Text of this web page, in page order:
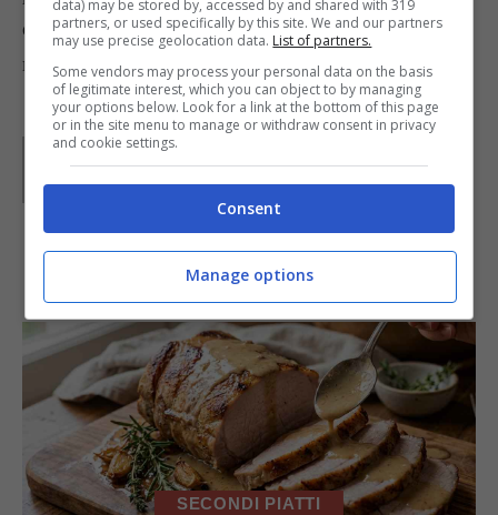
disegnata, oppure di carta argentata o dorata,
molto carini.
Parole diGIeGI
GIeGI è stata collaboratrice di Buttalapasta dal 2008 al
2013, spaziando tra tutte le tipologie di ricette, con un
occhio di riguardo a quelle della tradizione regionale.
IN PRIMO PIANO
SECONDI PIATTI
data) may be stored by, accessed by and shared with 319
partners, or used specifically by this site. We and our partners
may use precise geolocation data. List of partners.
Some vendors may process your personal data on the basis
of legitimate interest, which you can object to by managing
your options below. Look for a link at the bottom of this page
or in the site menu to manage or withdraw consent in privacy
and cookie settings.
Consent
Manage options